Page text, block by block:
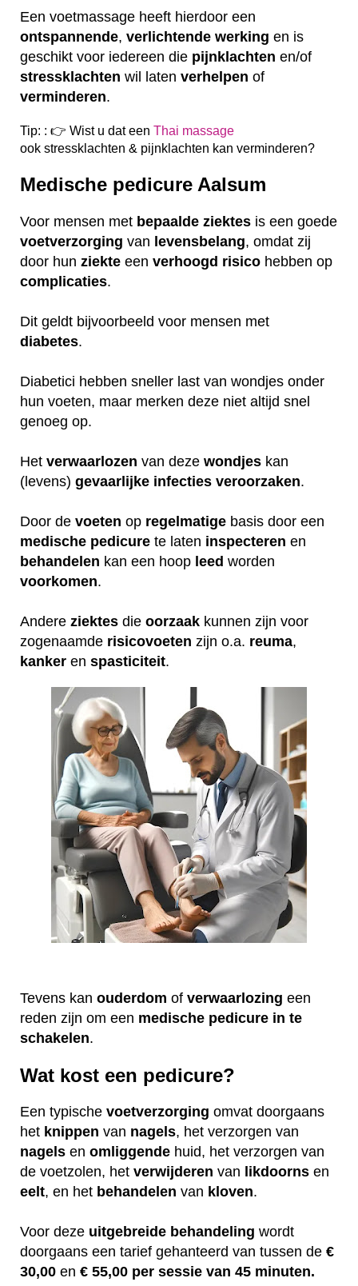
Een voetmassage heeft hierdoor een
ontspannende, verlichtende werking en is
geschikt voor iedereen die pijnklachten en/of
stressklachten wil laten verhelpen of
verminderen.
Tip: : 👉 Wist u dat een Thai massage
ook stressklachten & pijnklachten kan verminderen?
Medische pedicure Aalsum
Voor mensen met bepaalde ziektes is een goede
voetverzorging van levensbelang, omdat zij
door hun ziekte een verhoogd risico hebben op
complicaties.
Dit geldt bijvoorbeeld voor mensen met
diabetes.
Diabetici hebben sneller last van wondjes onder
hun voeten, maar merken deze niet altijd snel
genoeg op.
Het verwaarlozen van deze wondjes kan
(levens) gevaarlijke infecties veroorzaken.
Door de voeten op regelmatige basis door een
medische pedicure te laten inspecteren en
behandelen kan een hoop leed worden
voorkomen.
Andere ziektes die oorzaak kunnen zijn voor
zogenaamde risicovoeten zijn o.a. reuma,
kanker en spasticiteit.
Tevens kan ouderdom of verwaarlozing een
reden zijn om een medische pedicure in te
schakelen.
Wat kost een pedicure?
Een typische voetverzorging omvat doorgaans
het knippen van nagels, het verzorgen van
nagels en omliggende huid, het verzorgen van
de voetzolen, het verwijderen van likdoorns en
eelt, en het behandelen van kloven.
Voor deze uitgebreide behandeling wordt
doorgaans een tarief gehanteerd van tussen de €
30,00 en € 55,00 per sessie van 45 minuten.